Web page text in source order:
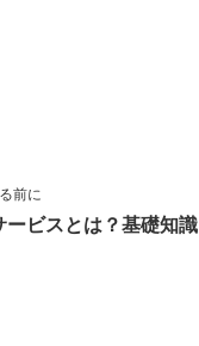
前に
ービスとは？基礎知